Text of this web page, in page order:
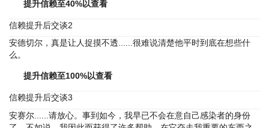
提升信赖至40%以查看
信赖提升后交谈2
安德切尔，真是让人捉摸不透......很难说清楚他平时到底在想些什
么。
提升信赖至100%以查看
信赖提升后交谈3
安赛尔......请放心。事到如今，我早已不会在意自己感染者的身份